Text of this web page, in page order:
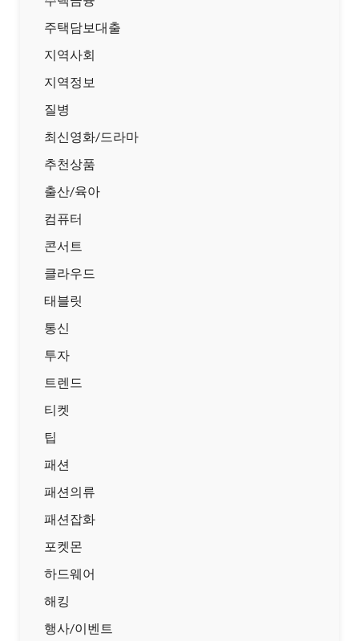
주택담보대출
지역사회
지역정보
질병
최신영화/드라마
추천상품
출산/육아
컴퓨터
콘서트
클라우드
태블릿
통신
투자
트렌드
티켓
팁
패션
패션의류
패션잡화
포켓몬
하드웨어
해킹
행사/이벤트